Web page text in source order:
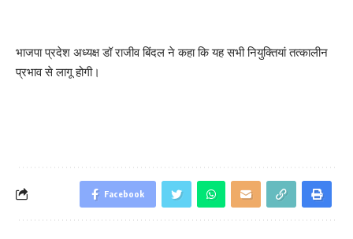
भाजपा प्रदेश अध्यक्ष डॉ राजीव बिंदल ने कहा कि यह सभी नियुक्तियां तत्कालीन
प्रभाव से लागू होगी।
Facebook